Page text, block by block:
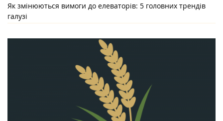
Як змінюються вимоги до елеваторів: 5 головних трендів
галузі